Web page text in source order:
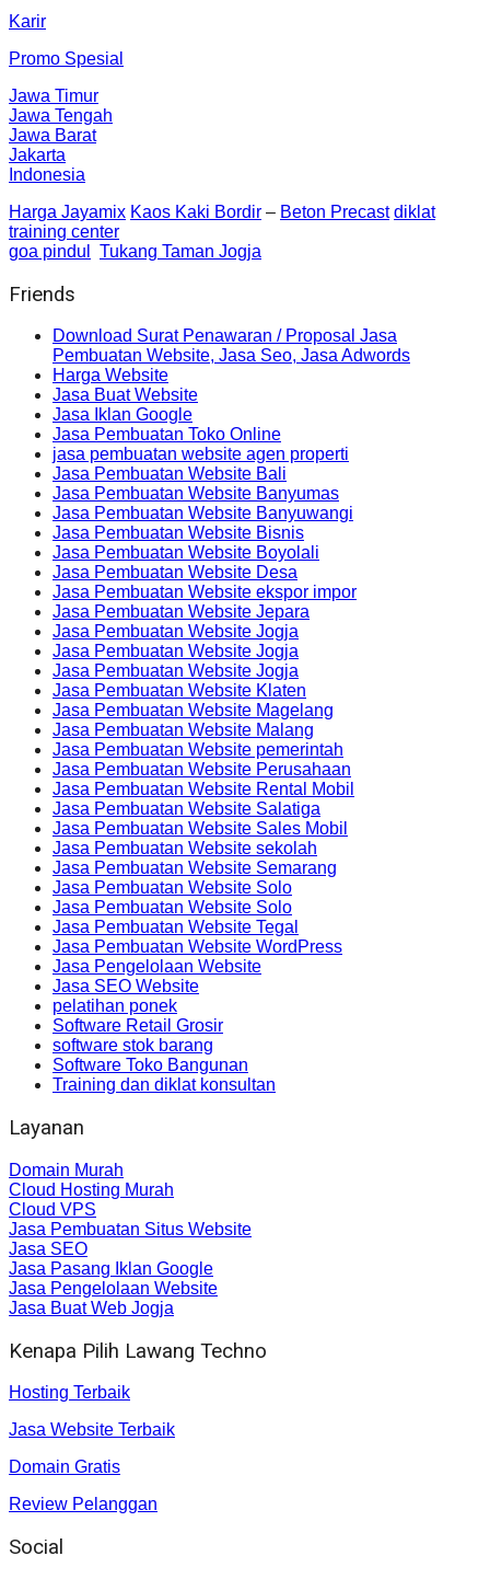
Karir
Promo Spesial
Jawa Timur
Jawa Tengah
Jawa Barat
Jakarta
Indonesia
Harga Jayamix Kaos Kaki Bordir – Beton Precast diklat
training center
goa pindul
Tukang Taman Jogja
Friends
Download Surat Penawaran / Proposal Jasa
Pembuatan Website, Jasa Seo, Jasa Adwords
Harga Website
Jasa Buat Website
Jasa Iklan Google
Jasa Pembuatan Toko Online
jasa pembuatan website agen properti
Jasa Pembuatan Website Bali
Jasa Pembuatan Website Banyumas
Jasa Pembuatan Website Banyuwangi
Jasa Pembuatan Website Bisnis
Jasa Pembuatan Website Boyolali
Jasa Pembuatan Website Desa
Jasa Pembuatan Website ekspor impor
Jasa Pembuatan Website Jepara
Jasa Pembuatan Website Jogja
Jasa Pembuatan Website Jogja
Jasa Pembuatan Website Jogja
Jasa Pembuatan Website Klaten
Jasa Pembuatan Website Magelang
Jasa Pembuatan Website Malang
Jasa Pembuatan Website pemerintah
Jasa Pembuatan Website Perusahaan
Jasa Pembuatan Website Rental Mobil
Jasa Pembuatan Website Salatiga
Jasa Pembuatan Website Sales Mobil
Jasa Pembuatan Website sekolah
Jasa Pembuatan Website Semarang
Jasa Pembuatan Website Solo
Jasa Pembuatan Website Solo
Jasa Pembuatan Website Tegal
Jasa Pembuatan Website WordPress
Jasa Pengelolaan Website
Jasa SEO Website
pelatihan ponek
Software Retail Grosir
software stok barang
Software Toko Bangunan
Training dan diklat konsultan
Layanan
Domain Murah
Cloud Hosting Murah
Cloud VPS
Jasa Pembuatan Situs Website
Jasa SEO
Jasa Pasang Iklan Google
Jasa Pengelolaan Website
Jasa Buat Web Jogja
Kenapa Pilih Lawang Techno
Hosting Terbaik
Jasa Website Terbaik
Domain Gratis
Review Pelanggan
Social